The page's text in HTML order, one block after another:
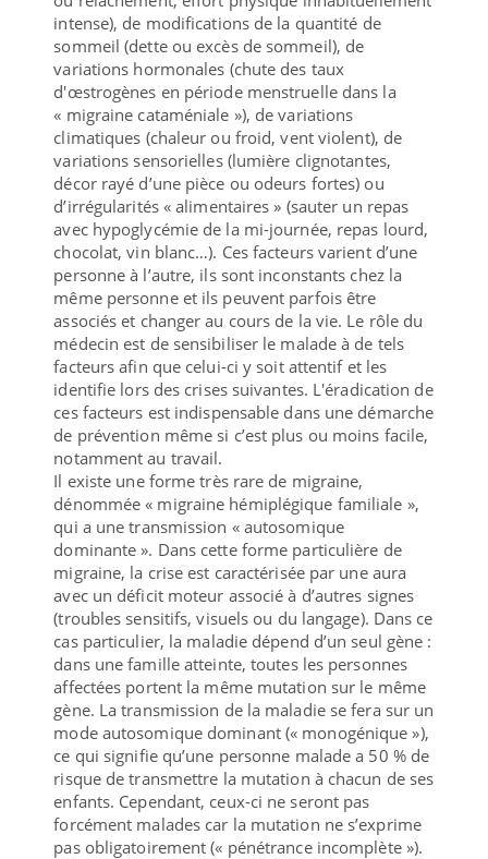
intense), de modifications de la quantité de
sommeil (dette ou excès de sommeil), de
variations hormonales (chute des taux
d'œstrogènes en période menstruelle dans la
« migraine cataméniale »), de variations
climatiques (chaleur ou froid, vent violent), de
variations sensorielles (lumière clignotantes,
décor rayé d’une pièce ou odeurs fortes) ou
d’irrégularités « alimentaires » (sauter un repas
avec hypoglycémie de la mi-journée, repas lourd,
chocolat, vin blanc…). Ces facteurs varient d’une
personne à l’autre, ils sont inconstants chez la
même personne et ils peuvent parfois être
associés et changer au cours de la vie. Le rôle du
médecin est de sensibiliser le malade à de tels
facteurs afin que celui-ci y soit attentif et les
identifie lors des crises suivantes. L'éradication de
ces facteurs est indispensable dans une démarche
de prévention même si c’est plus ou moins facile,
notamment au travail.
Il existe une forme très rare de migraine,
dénommée « migraine hémiplégique familiale »,
qui a une transmission « autosomique
dominante ». Dans cette forme particulière de
migraine, la crise est caractérisée par une aura
avec un déficit moteur associé à d’autres signes
(troubles sensitifs, visuels ou du langage). Dans ce
cas particulier, la maladie dépend d’un seul gène :
dans une famille atteinte, toutes les personnes
affectées portent la même mutation sur le même
gène. La transmission de la maladie se fera sur un
mode autosomique dominant (« monogénique »),
ce qui signifie qu’une personne malade a 50 % de
risque de transmettre la mutation à chacun de ses
enfants. Cependant, ceux-ci ne seront pas
forcément malades car la mutation ne s’exprime
pas obligatoirement (« pénétrance incomplète »).